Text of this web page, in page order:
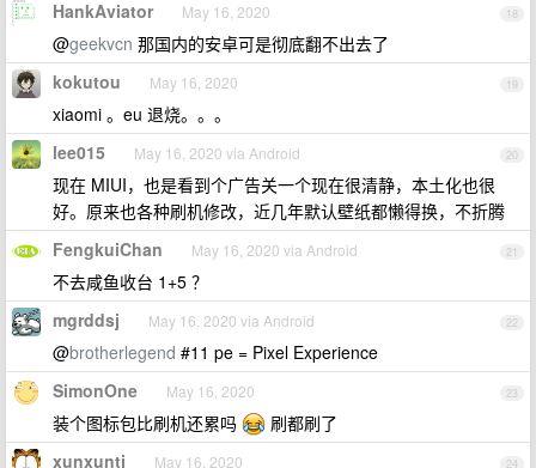
18
HankAviator May 16, 2020
@geekvcn 那国内的安卓可是彻底翻不出去了
19
kokutou May 16, 2020
xiaomi 。eu 退烧。。。
20
lee015 May 16, 2020 via Android
现在 MIUI，也是看到个广告关一个现在很清静，本土化也很
好。原来也各种刷机修改，近几年默认壁纸都懒得换，不折腾
21
FengkuiChan May 16, 2020 via Android
不去咸鱼收台 1+5 ？
22
mgrddsj May 16, 2020 via Android
@brotherlegend #11 pe = Pixel Experience
23
SimonOne May 16, 2020
装个图标包比刷机还累吗 刷都刷了
24
xunxuntj May 16, 2020